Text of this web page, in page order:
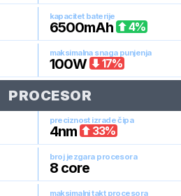
kapacitet baterije
6500mAh 4%
maksimalna snaga punjenja
100W 17%
PROCESOR
preciznost izrade čipa
4nm 33%
broj jezgara procesora
8core
maksimalni takt procesora